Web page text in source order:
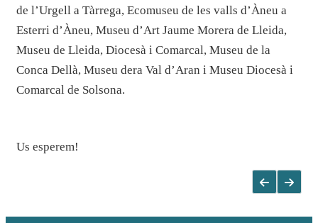
de l’Urgell a Tàrrega, Ecomuseu de les valls d’Àneu a
Esterri d’Àneu, Museu d’Art Jaume Morera de Lleida,
Museu de Lleida, Diocesà i Comarcal, Museu de la
Conca Dellà, Museu dera Val d’Aran i Museu Diocesà i
Comarcal de Solsona.
Us esperem!